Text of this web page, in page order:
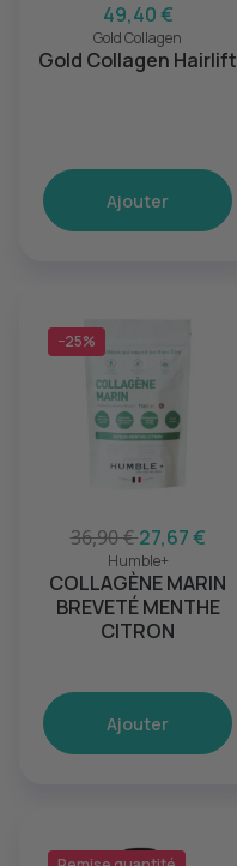
49,40 €
Gold Collagen
Gold Collagen Hairlift
Ajouter
−25%
36,90 €27,67 €
Humble+
COLLAGÈNE MARIN
BREVETÉ MENTHE
CITRON
Ajouter